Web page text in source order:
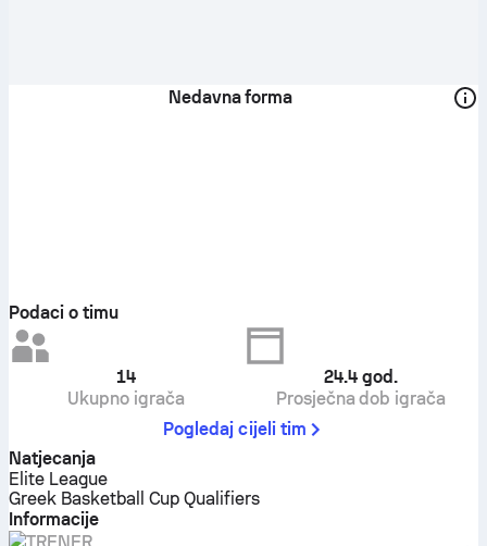
Nedavna forma
Podaci o timu
14
Ukupno igrača
24.4 god.
Prosječna dob igrača
Pogledaj cijeli tim
Natjecanja
Elite League
Greek Basketball Cup Qualifiers
Informacije